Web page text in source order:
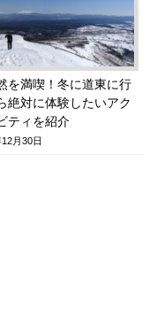
を満喫！冬に道東に行
絶対に体験したいアク
ティを紹介
月30日